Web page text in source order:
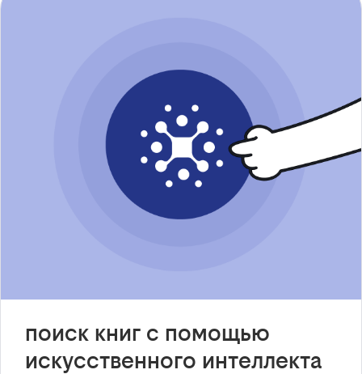
поиск книг с помощью
искусственного интеллекта